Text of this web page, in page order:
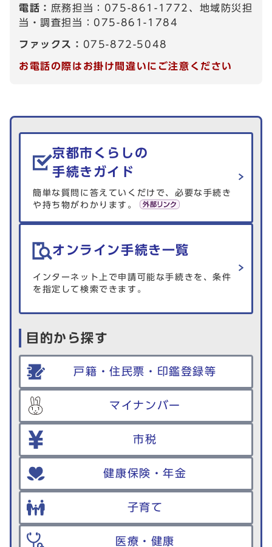
電話： 庶務担当：075-861-1772、地域防災担
当・調査担当：075-861-1784
ファックス： 075-872-5048
お電話の際はお掛け間違いにご注意ください
生活情報を探す
京都市くらしの
手続きガイド
簡単な質問に答えていくだけで、必要な手続き
や持ち物がわかります。
オンライン手続き一覧
インターネット上で申請可能な手続きを、条件
を指定して検索できます。
目的から探す
戸籍・住民票・印鑑登録等
マイナンバー
市税
健康保険・年金
子育て
医療・健康